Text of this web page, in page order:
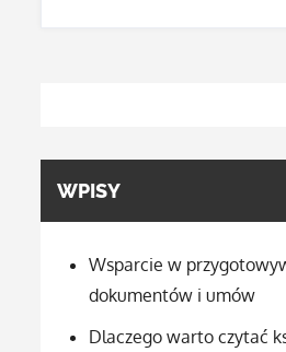
WPISY
Wsparcie w
dokumentów i umów
Dlaczego warto czytać